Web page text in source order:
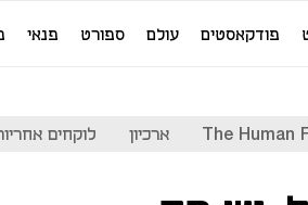
פודקאסטים עולם ספורט פנאי
The Human ארכיון לוקחים